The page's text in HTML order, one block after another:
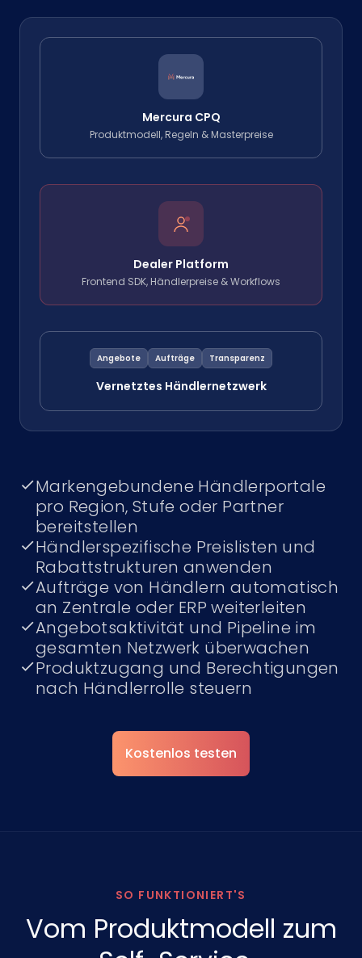
Mercura CPQ
Produktmodell, Regeln & Masterpreise
Dealer Platform
Frontend SDK, Händlerpreise & Workflows
Angebote Aufträge Transparenz
Vernetztes Händlernetzwerk
Markengebundene Händlerportale
pro Region, Stufe oder Partner
bereitstellen
Händlerspezifische Preislisten und
Rabattstrukturen anwenden
Aufträge von Händlern automatisch
an Zentrale oder ERP weiterleiten
Angebotsaktivität und Pipeline im
gesamten Netzwerk überwachen
Produktzugang und Berechtigungen
nach Händlerrolle steuern
Kostenlos testen
SO FUNKTIONIERT'S
Vom Produktmodell zum